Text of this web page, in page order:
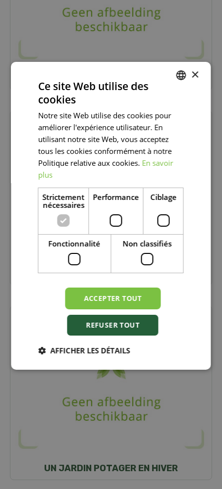
SI TES PLANTES SONT MALADES
ASTUCES POUR UNE BONNE RÉCOLTE
UN JARDIN POTAGER EN HIVER
FRENCH
×
Ce site Web utilise des
cookies
Notre site Web utilise des cookies pour
améliorer l'expérience utilisateur. En
utilisant notre site Web, vous acceptez
tous les cookies conformément à notre
Politique relative aux cookies. En savoir
plus
Strictement
nécessaires
Performance Ciblage
Fonctionnalité Non classifiés
ACCEPTER TOUT
REFUSER TOUT
AFFICHER LES DÉTAILS